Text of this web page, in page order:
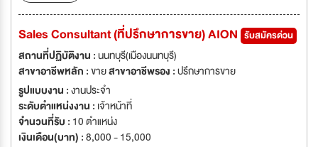
Sales Consultant (ที่ปรึกษาการขาย) AION รับสมัครด่วน
สถานที่ปฏิบัติงาน :นนทบุรี(เมืองนนทบุรี)
สาขาอาชีพหลัก :ขายสาขาอาชีพรอง :ปรึกษาการขาย
รูปแบบงาน :งานประจำ
ระดับตำแหน่งงาน : เจ้าหน้าที่
จำนวนที่รับ : 10 ตำแหน่ง
เงินเดือน(บาท) :8,000 - 15,000